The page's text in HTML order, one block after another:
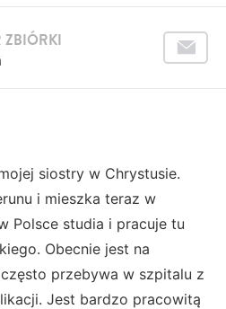
ZBIÓRKI
siostry w Chrystusie.
i mieszka teraz w
Polsce studia i pracuje tu
Obecnie jest na
przebywa w szpitalu z
Jest bardzo pracowitą